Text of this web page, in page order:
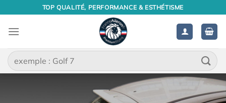
contenu
TOP QUALITÉ, PERFORMANCE & ESTHÉTISME
Recherche
pour :